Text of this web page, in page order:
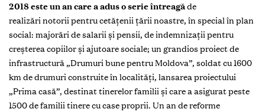
2018 este un an care a adus o serie întreagăde
realizări notorii pentru cetăţenii ţării noastre, în special în plan
social: majorări de salarii şi pensii, de indemnizaţii pentru
creşterea copiilor şi ajutoare sociale; un grandios proiect de
infrastructură „Drumuri bune pentru Moldova”, soldat cu 1600
km de drumuri construite în localităţi, lansarea proiectului
„Prima casă”, destinat tinerelor familii şi care a asigurat peste
1500 de familii tinere cu case proprii. Un an de reforme